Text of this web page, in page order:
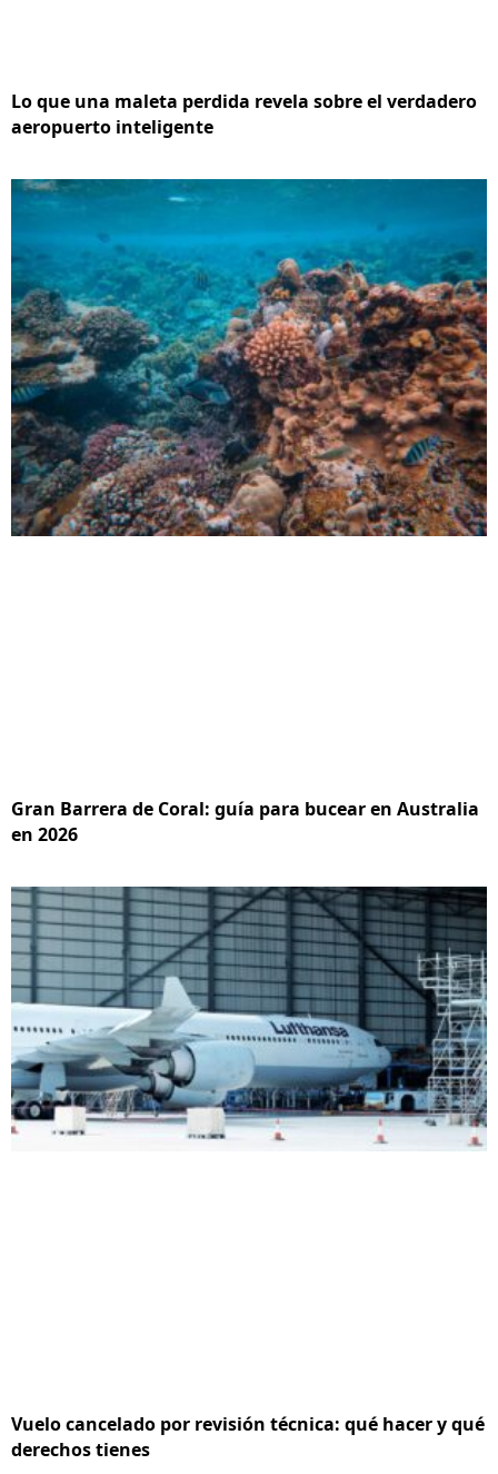
Lo que una maleta perdida revela sobre el verdadero
aeropuerto inteligente
Gran Barrera de Coral: guía para bucear en Australia
en 2026
Vuelo cancelado por revisión técnica: qué hacer y qué
derechos tienes